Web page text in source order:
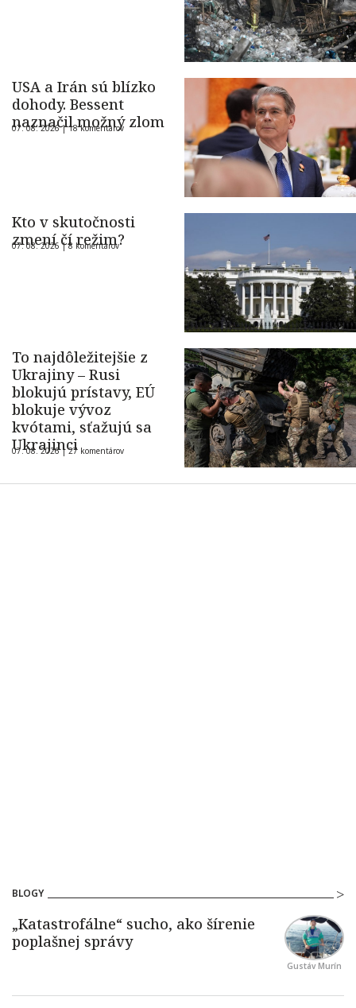
USA a Irán sú blízko
dohody. Bessent
naznačil možný zlom
07. 08. 2026 |18 komentárov
Kto v skutočnosti
zmení čí režim?
07. 08. 2026 |8 komentárov
To najdôležitejšie z
Ukrajiny – Rusi
blokujú prístavy, EÚ
blokuje vývoz
kvótami, sťažujú sa
Ukrajinci
07. 08. 2026 |27 komentárov
BLOGY
Gustáv Murín